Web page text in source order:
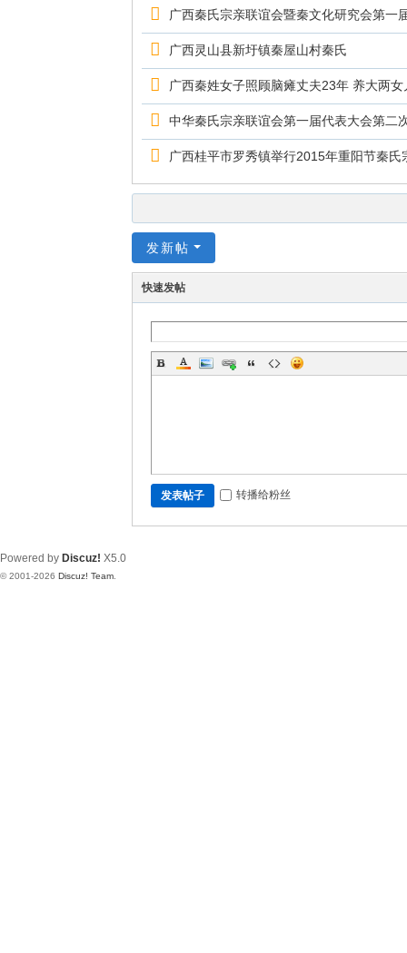
广西秦氏宗亲联谊会暨秦文化研究会第一
广西灵山县新圩镇秦屋山村秦氏
广西秦姓女子照顾脑瘫丈夫23年 养大两女
中华秦氏宗亲联谊会第一届代表大会第二
广西桂平市罗秀镇举行2015年重阳节秦氏
发新帖
快速发帖
发表帖子 转播给粉丝
Powered by Discuz! X5.0
© 2001-2026 Discuz! Team